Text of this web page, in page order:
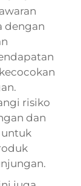
dengan
risiko
dan